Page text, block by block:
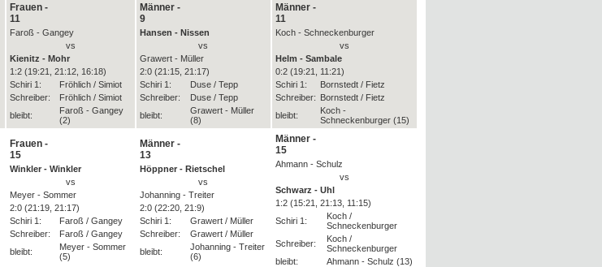
Frauen -
11
Faroß - Gangey
vs
Kienitz - Mohr
1:2 (19:21, 21:12, 16:18)
Schiri 1:
Fröhlich / Simiot
Schreiber:
Fröhlich / Simiot
bleibt:
Faroß - Gangey
(2)
Männer -
9
Hansen - Nissen
vs
Grawert - Müller
2:0 (21:15, 21:17)
Schiri 1:
Duse / Tepp
Schreiber:
Duse / Tepp
bleibt:
Grawert - Müller
(8)
Männer -
11
Koch - Schneckenburger
vs
Helm - Sambale
0:2 (19:21, 11:21)
Schiri 1:
Bornstedt / Fietz
Schreiber: Bornstedt / Fietz
bleibt:
Koch -
Schneckenburger (15)
Frauen -
15
Winkler - Winkler
vs
Meyer - Sommer
2:0 (21:19, 21:17)
Schiri 1:
Faroß / Gangey
Schreiber:
Faroß / Gangey
bleibt:
Meyer - Sommer
(5)
Männer -
13
Höppner - Rietschel
vs
Johanning - Treiter
2:0 (22:20, 21:9)
Schiri 1:
Grawert / Müller
Schreiber:
Grawert / Müller
bleibt:
Johanning - Treiter
(6)
Männer -
15
Ahmann - Schulz
vs
Schwarz - Uhl
1:2 (15:21, 21:13, 11:15)
Schiri 1:
Koch /
Schneckenburger
Schreiber:
Koch /
Schneckenburger
bleibt:
Ahmann - Schulz (13)